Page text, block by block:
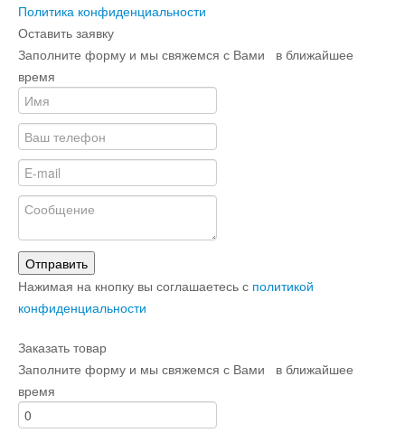
Политика конфиденциальности
Оставить заявку
Заполните форму и мы свяжемся с Вами в ближайшее
время
Отправить
Нажимая на кнопку вы соглашаетесь с политикой
конфиденциальности
Заказать товар
Заполните форму и мы свяжемся с Вами в ближайшее
время